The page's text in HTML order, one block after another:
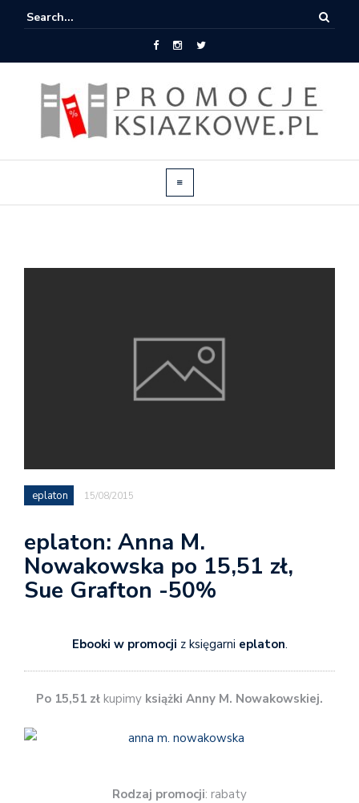
eplaton 15/08/2015
eplaton: Anna M.
Nowakowska po 15,51 zł,
Sue Grafton -50%
Ebooki w promocji z księgarni eplaton.
Po 15,51 zł kupimy książki Anny M. Nowakowskiej.
Rodzaj promocji: rabaty